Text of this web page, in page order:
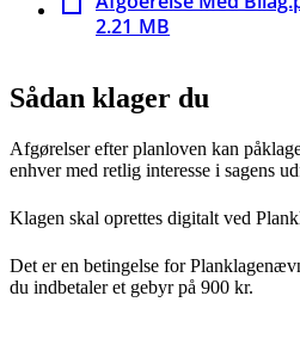
2.21 MB
Sådan klager du
Afgørelser efter planloven kan
enhver med retlig interesse i sagens
Klagen skal oprettes digitalt ved
Det er en betingelse for
du indbetaler et gebyr på 900 kr.